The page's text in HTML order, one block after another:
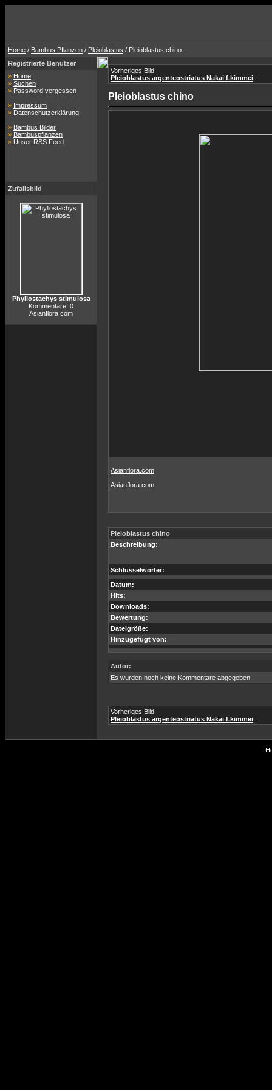
Home / Bambus Pflanzen / Pleioblastus / Pleioblastus chino
Registrierte Benutzer
» Home
» Suchen
» Password vergessen
» Impressum
» Datenschutzerklärung
» Bambus Bilder
» Bambuspflanzen
» Unser RSS Feed
Zufallsbild
Phyllostachys stimulosa
Kommentare: 0
Asianflora.com
Vorheriges Bild:
Pleioblastus argenteostriatus Nakai f.kimmei
Pleioblastus chino
Asianflora.com
Asianflora.com
Pleioblastus chino
Beschreibung:
Schlüsselwörter:
Datum:
Hits:
Downloads:
Bewertung:
Dateigröße:
Hinzugefügt von:
Autor:
Es wurden noch keine Kommentare abgegeben.
Vorheriges Bild:
Pleioblastus argenteostriatus Nakai f.kimmei